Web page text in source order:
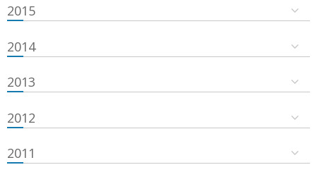
2015
2014
2013
2012
2011